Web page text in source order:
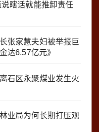
瞎话就能推卸责任
张家慧夫妇被举报巨
达6.57亿元》
石区永聚煤业发生火
业局为何长期打压观